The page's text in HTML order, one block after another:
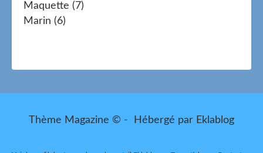
Maquette (7)
Marin (6)
Thème Magazine © - Hébergé par Eklablog